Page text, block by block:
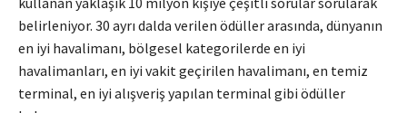
belirleniyor. 30 ayrı dalda verilen ödüller arasında, dünyanın
en iyi havalimanı, bölgesel kategorilerde en iyi
havalimanları, en iyi vakit geçirilen havalimanı, en temiz
terminal, en iyi alışveriş yapılan terminal gibi ödüller